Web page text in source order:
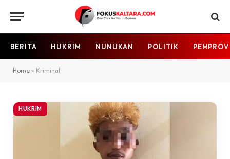
BERITA HUKRIM NUNUKAN POLITIK
Home » Kriminal
HUKRIM